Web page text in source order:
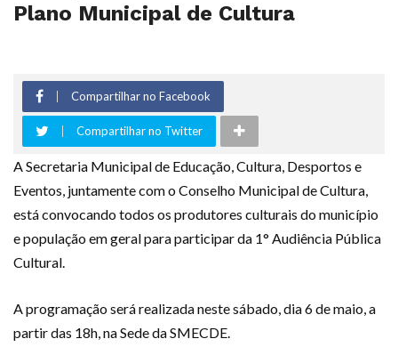
Plano Municipal de Cultura
Compartilhar no Facebook
Compartilhar no Twitter
A Secretaria Municipal de Educação, Cultura, Desportos e
Eventos, juntamente com o Conselho Municipal de Cultura,
está convocando todos os produtores culturais do município
e população em geral para participar da 1° Audiência Pública
Cultural.
A programação será realizada neste sábado, dia 6 de maio, a
partir das 18h, na Sede da SMECDE.